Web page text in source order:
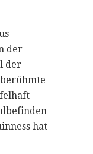
der
der
hat